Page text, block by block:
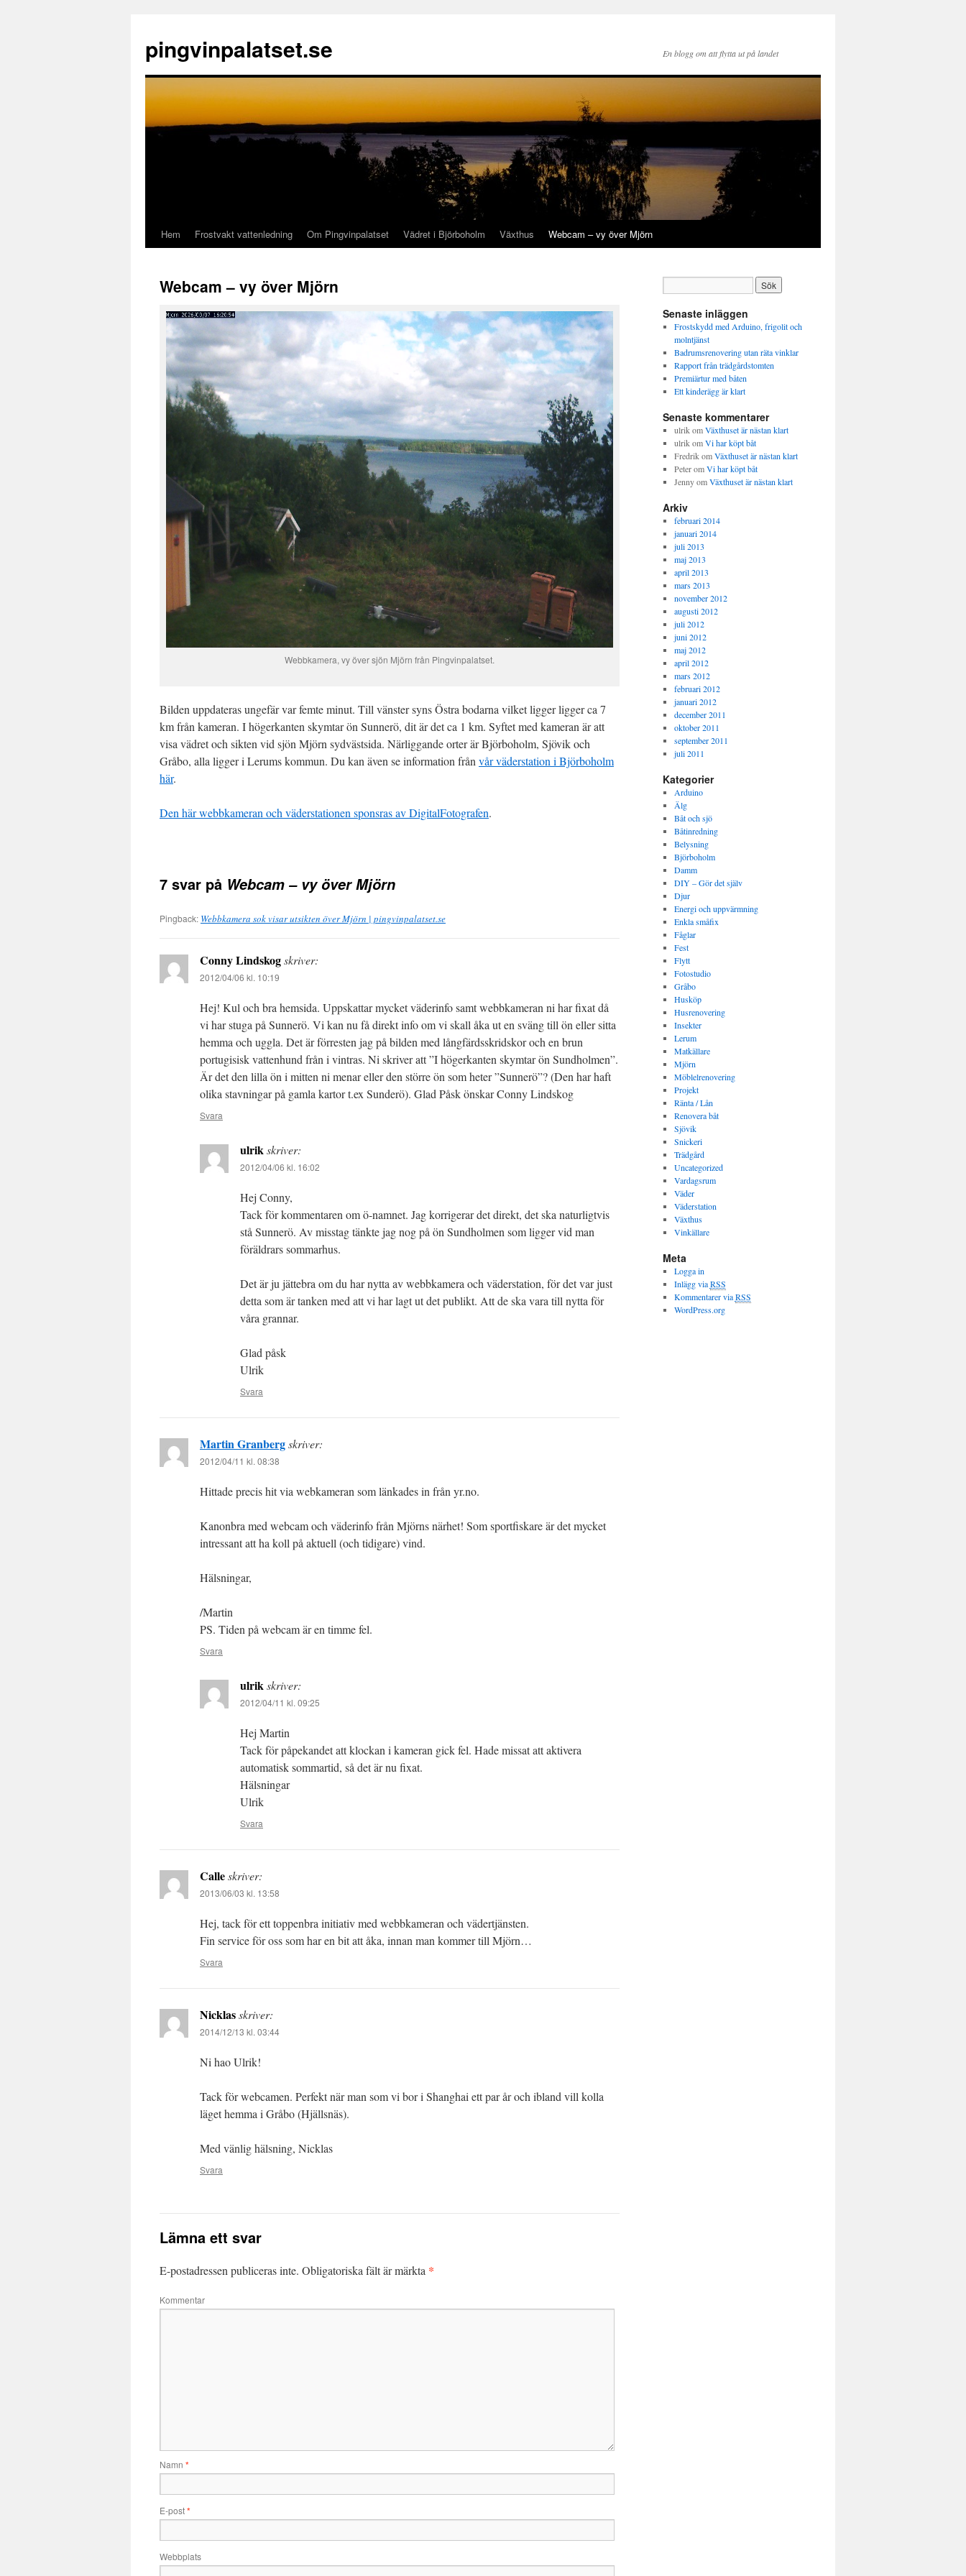
pingvinpalatset.se En blogg om att flytta ut på landet
Gå
innehåll
Hem Frostvakt vattenledning Om Pingvinpalatset Vädret i Björboholm Växthus Webcam – vy över Mjörn
Webcam – vy över Mjörn
Webbkamera, vy över sjön Mjörn från Pingvinpalatset.
Bilden uppdateras ungefär var femte minut. Till vänster syns Östra bodarna vilket ligger ligger ca 7
km från kameran. I högerkanten skymtar ön Sunnerö, dit är det ca 1 km. Syftet med kameran är att
visa vädret och sikten vid sjön Mjörn sydvästsida. Närliggande orter är Björboholm, Sjövik och
Gråbo, alla ligger i Lerums kommun. Du kan även se information från vår väderstation i Björboholm
här.
Den här webbkameran och väderstationen sponsras av DigitalFotografen.
7 svar på Webcam – vy över Mjörn
Pingback: Webbkamera sok visar utsikten över Mjörn | pingvinpalatset.se
Conny Lindskogskriver:
2012/04/06 kl. 10:19
Hej! Kul och bra hemsida. Uppskattar mycket väderinfo samt webbkameran ni har fixat då
vi har stuga på Sunnerö. Vi kan nu få direkt info om vi skall åka ut en sväng till ön eller sitta
hemma och uggla. Det är förresten jag på bilden med långfärdsskridskor och en brun
portugisisk vattenhund från i vintras. Ni skriver att ”I högerkanten skymtar ön Sundholmen”.
Är det den lilla ön i mitten ni menar eller den större ön som heter ”Sunnerö”? (Den har haft
olika stavningar på gamla kartor t.ex Sunderö). Glad Påsk önskar Conny Lindskog
Svara
ulrikskriver:
2012/04/06 kl. 16:02
Hej Conny,
Tack för kommentaren om ö-namnet. Jag korrigerar det direkt, det ska naturligtvis
stå Sunnerö. Av misstag tänkte jag nog på ön Sundholmen som ligger vid man
föräldrars sommarhus.
Det är ju jättebra om du har nytta av webbkamera och väderstation, för det var just
detta som är tanken med att vi har lagt ut det publikt. Att de ska vara till nytta för
våra grannar.
Glad påsk
Ulrik
Svara
Martin Granbergskriver:
2012/04/11 kl. 08:38
Hittade precis hit via webkameran som länkades in från yr.no.
Kanonbra med webcam och väderinfo från Mjörns närhet! Som sportfiskare är det mycket
intressant att ha koll på aktuell (och tidigare) vind.
Hälsningar,
/Martin
PS. Tiden på webcam är en timme fel.
Svara
ulrikskriver:
2012/04/11 kl. 09:25
Hej Martin
Tack för påpekandet att klockan i kameran gick fel. Hade missat att aktivera
automatisk sommartid, så det är nu fixat.
Hälsningar
Ulrik
Svara
Calleskriver:
2013/06/03 kl. 13:58
Hej, tack för ett toppenbra initiativ med webbkameran och vädertjänsten.
Fin service för oss som har en bit att åka, innan man kommer till Mjörn…
Svara
Nicklasskriver:
2014/12/13 kl. 03:44
Ni hao Ulrik!
Tack för webcamen. Perfekt när man som vi bor i Shanghai ett par år och ibland vill kolla
läget hemma i Gråbo (Hjällsnäs).
Med vänlig hälsning, Nicklas
Svara
Lämna ett svar
E-postadressen publiceras inte. Obligatoriska fält är märkta *
Kommentar
Namn *
E-post*
Webbplats
Senaste inläggen
Frostskydd med Arduino, frigolit och
molntjänst
Badrumsrenovering utan räta vinklar
Rapport från trädgårdstomten
Premiärtur med båten
Ett kinderägg är klart
Senaste kommentarer
ulrikomVäxthuset är nästan klart
ulrikomVi har köpt båt
FredrikomVäxthuset är nästan klart
PeteromVi har köpt båt
JennyomVäxthuset är nästan klart
Arkiv
februari 2014
januari 2014
juli 2013
maj 2013
april 2013
mars 2013
november 2012
augusti 2012
juli 2012
juni 2012
maj 2012
april 2012
mars 2012
februari 2012
januari 2012
december 2011
oktober 2011
september 2011
juli 2011
Kategorier
Arduino
Älg
Båt och sjö
Båtinredning
Belysning
Björboholm
Damm
DIY – Gör det själv
Djur
Energi och uppvärmning
Enkla småfix
Fåglar
Fest
Flytt
Fotostudio
Gråbo
Husköp
Husrenovering
Insekter
Lerum
Matkällare
Mjörn
Möblelrenovering
Projekt
Ränta / Lån
Renovera båt
Sjövik
Snickeri
Trädgård
Uncategorized
Vardagsrum
Väder
Väderstation
Växthus
Vinkällare
Meta
Logga in
Inlägg viaRSS
Kommentarer viaRSS
WordPress.org